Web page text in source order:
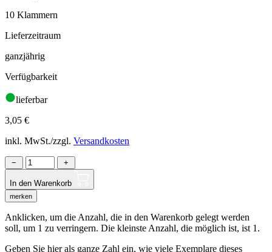
10 Klammern
Lieferzeitraum
ganzjährig
Verfügbarkeit
lieferbar
3,05 €
inkl. MwSt./zzgl. Versandkosten
− +
In den Warenkorb
merken
Anklicken, um die Anzahl, die in den Warenkorb gelegt werden
soll, um 1 zu verringern. Die kleinste Anzahl, die möglich ist, ist 1.
Geben Sie hier als ganze Zahl ein, wie viele Exemplare dieses